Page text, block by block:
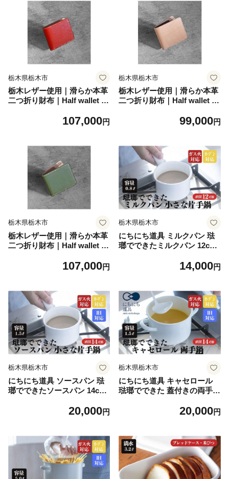
栃木県栃木市
栃木レザー使用｜滑らか本革
二つ折り財布｜Half wallet 01
107,000円
栃木県栃木市
栃木レザー使用｜滑らか本革
二つ折り財布｜Half wallet 01
99,000円
栃木県栃木市
栃木レザー使用｜滑らか本革
二つ折り財布｜Half wallet 01
107,000円
栃木県栃木市
にちにち道具 ミルクパン 琺
瑯でできたミルクパン 12cm
14,000円
栃木県栃木市
にちにち道具 ソースパン 琺
瑯でできたソースパン 14cm
20,000円
栃木県栃木市
にちにち道具 キャセロール
琺瑯でできた 蓋付きの両手鍋
20,000円